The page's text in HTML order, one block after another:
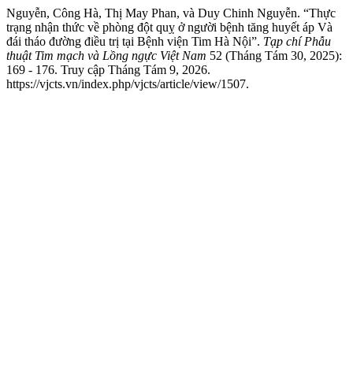
Nguyễn, Công Hà, Thị May Phan, và Duy Chinh Nguyễn. “Thực
trạng nhận thức về phòng đột quỵ ở người bệnh tăng huyết áp Và
đái tháo đường điều trị tại Bệnh viện Tim Hà Nội”. Tạp chí Phẫu
thuật Tim mạch và Lồng ngực Việt Nam 52 (Tháng Tám 30, 2025):
169 - 176. Truy cập Tháng Tám 9, 2026.
https://vjcts.vn/index.php/vjcts/article/view/1507.